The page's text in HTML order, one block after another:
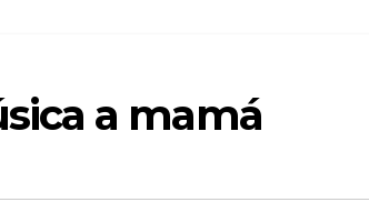
a mamá